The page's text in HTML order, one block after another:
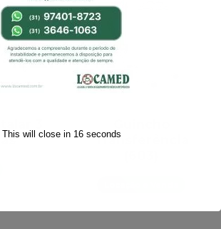
Transferência
This will close in 16seconds